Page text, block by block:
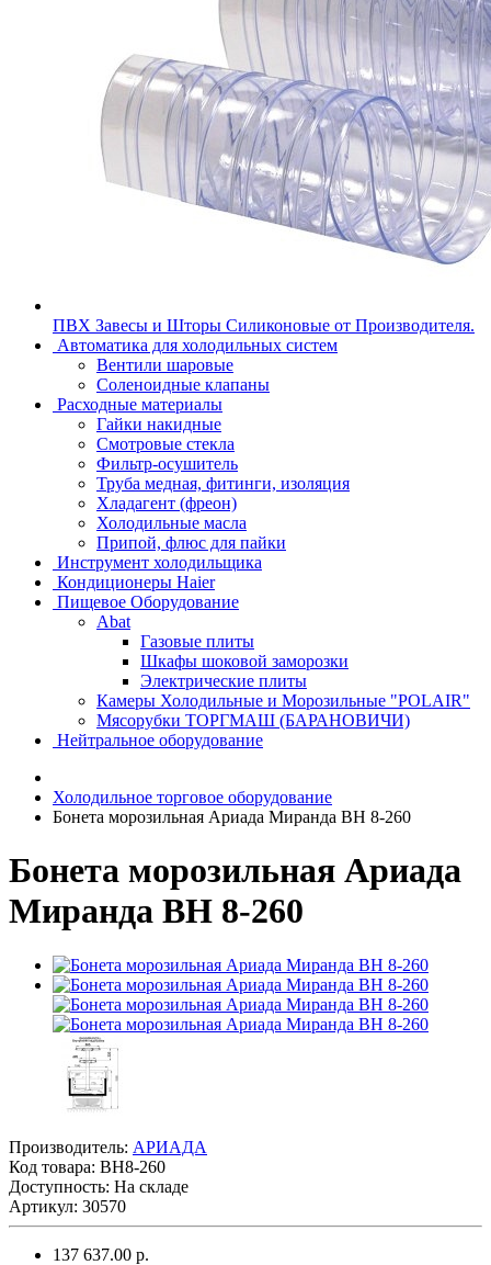
ПВХ Завесы и Шторы Силиконовые от Производителя.
Автоматика для холодильных систем
Вентили шаровые
Соленоидные клапаны
Расходные материалы
Гайки накидные
Смотровые стекла
Фильтр-осушитель
Труба медная, фитинги, изоляция
Хладагент (фреон)
Холодильные масла
Припой, флюс для пайки
Инструмент холодильщика
Кондиционеры Haier
Пищевое Оборудование
Abat
Газовые плиты
Шкафы шоковой заморозки
Электрические плиты
Камеры Холодильные и Морозильные "POLAIR"
Мясорубки ТОРГМАШ (БАРАНОВИЧИ)
Нейтральное оборудование
Холодильное торговое оборудование
Бонета морозильная Ариада Миранда ВН 8-260
Бонета морозильная Ариада
Миранда ВН 8-260
Производитель: АРИАДА
Код товара: ВН8-260
Доступность: На складе
Артикул: 30570
137 637.00 р.